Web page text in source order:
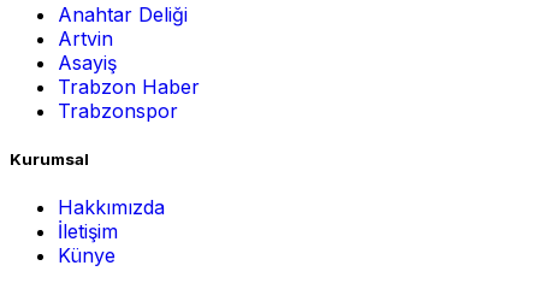
Anahtar Deliği
Artvin
Asayiş
Trabzon Haber
Trabzonspor
Kurumsal
Hakkımızda
İletişim
Künye